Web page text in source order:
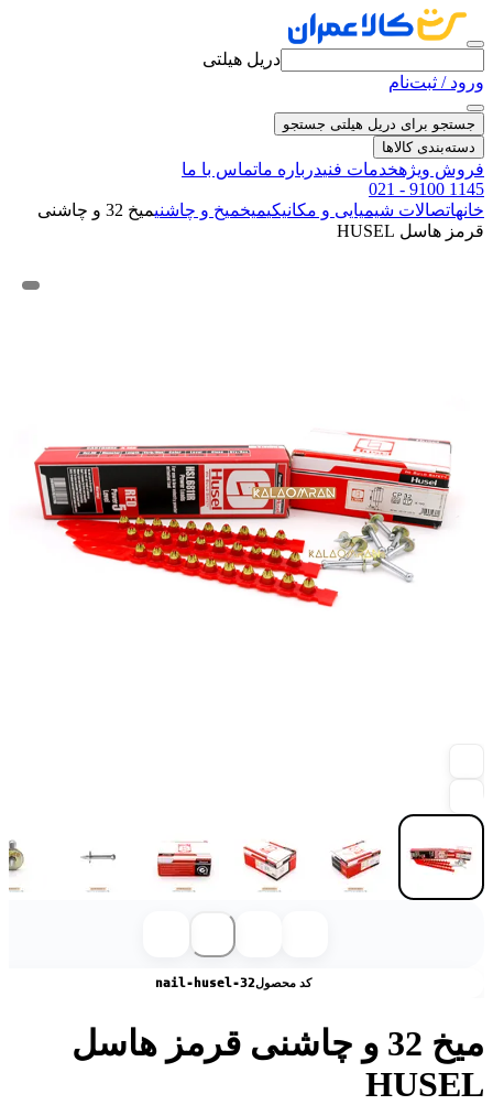
دریل هیلتی
ورود / ثبت‌نام
جستجو برای دریل هیلتی جستجو
دسته‌بندی کالاها
فروش ویژهخدمات فنیدرباره ماتماس با ما
021 - 9100 1145
خانهاتصالات شیمیایی و مکانیکیمیخمیخ و چاشنی
میخ 32 و چاشنی
قرمز هاسل HUSEL
کد محصولnail-husel-32
میخ 32 و چاشنی قرمز هاسل
HUSEL